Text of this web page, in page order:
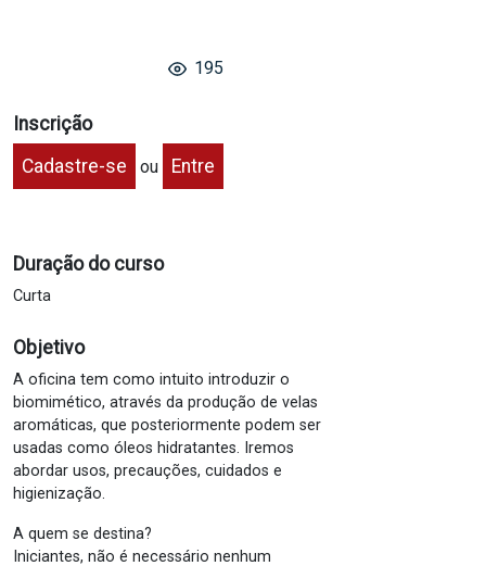
Inscrição
Cadastre-se
ou Entre
195
Duração do curso
Curta
Objetivo
A oficina tem como intuito introduzir o
biomimético, através da produção de velas
aromáticas, que posteriormente podem ser
usadas como óleos hidratantes. Iremos
abordar usos, precauções, cuidados e
higienização.
A quem se destina?
Iniciantes, não é necessário nenhum